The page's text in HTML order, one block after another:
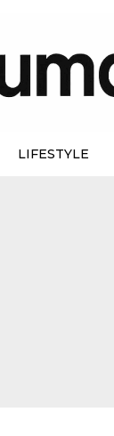
LIFESTYLE